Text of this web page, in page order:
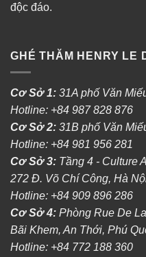
độc đáo.
GHÉ THĂM HENRY LE
Cơ Sở 1: 31A phố Văn
Hotline: +84 987 828 876
Cơ Sở 2: 31B phố Văn
Hotline: +84 981 956 281
Cơ Sở 3: Tầng 4 - Culture
272 Đ. Võ Chí Công, Hà
Hotline: +84 909 896 286
Cơ Sở 4: Phòng Rue De
Bãi Khem, An Thới, Phú
Hotline: +84 772 188 360